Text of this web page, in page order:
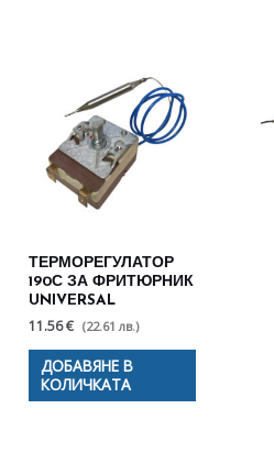
ТЕРМОРЕГУЛАТОР
190С ЗА ФРИТЮРНИК
UNIVERSAL
11.56 € (22.61 лв.)
ДОБАВЯНЕ В
КОЛИЧКАТА